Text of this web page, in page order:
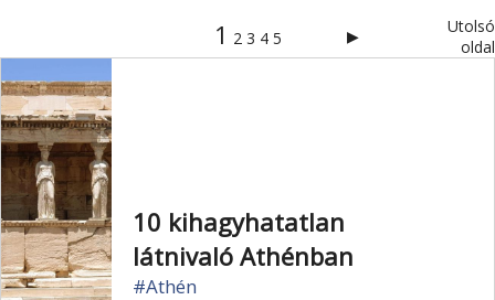
1 2 3 4 5 ▶
Utolsó
oldal
10 kihagyhatatlan
látnivaló Athénban
#Athén